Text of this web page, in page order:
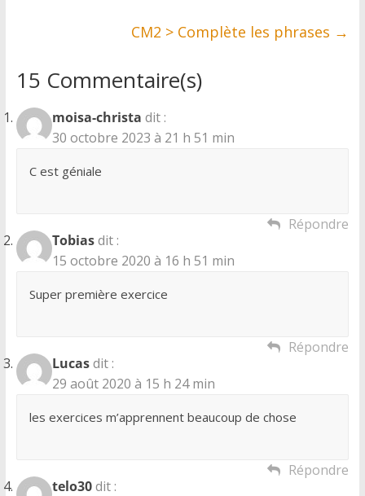
CM2 > Complète les phrases →
15 Commentaire(s)
moisa-christa dit :
30 octobre 2023 à 21 h 51 min
C est géniale
Répondre
Tobiasdit :
15 octobre 2020 à 16 h 51 min
Super première exercice
Répondre
Lucasdit :
29 août 2020 à 15 h 24 min
les exercices m’apprennent beaucoup de chose
Répondre
telo30dit :